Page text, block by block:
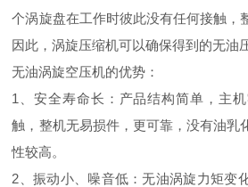
个涡旋盘在工作时彼此没有任何接触，
因此，涡旋压缩机可以确保得到的无油
无油涡旋空压机的优势：
1
、安全寿命长：产品结构简单，主
触，整机无易损件，更可靠，没有油乳
性较高。
2 、振动小、噪音低：无油涡旋力矩变